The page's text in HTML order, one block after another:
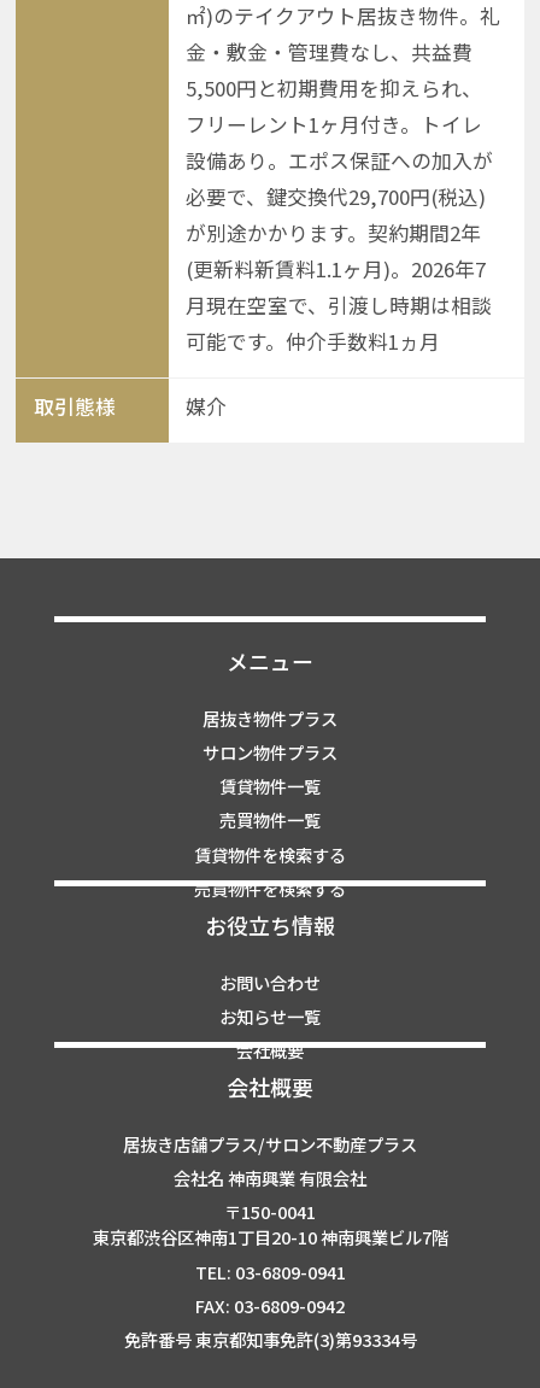
㎡)のテイクアウト居抜き物件。礼
金・敷金・管理費なし、共益費
5,500円と初期費用を抑えられ、
フリーレント1ヶ月付き。トイレ
設備あり。エポス保証への加入が
必要で、鍵交換代29,700円(税込)
が別途かかります。契約期間2年
(更新料新賃料1.1ヶ月)。2026年7
月現在空室で、引渡し時期は相談
可能です。仲介手数料1ヵ月
取引態様 媒介
メニュー
居抜き物件プラス
サロン物件プラス
賃貸物件一覧
売買物件一覧
賃貸物件を検索する
売買物件を検索する
お役立ち情報
お問い合わせ
お知らせ一覧
会社概要
会社概要
居抜き店舗プラス/サロン不動産プラス
会社名 神南興業 有限会社
〒150-0041
東京都渋谷区神南1丁目20-10 神南興業ビル7階
TEL: 03-6809-0941
FAX: 03-6809-0942
免許番号 東京都知事免許(3)第93334号